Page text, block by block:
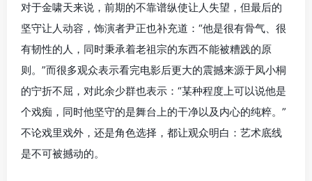
对于金啸天来说，前期的不靠谱纵使让人失望，但最后的
坚守让人动容，饰演者尹正也补充道：“他是很有骨气、很
有韧性的人，同时秉承着老祖宗的东西不能被糟践的原
则。”而很多观众表示看完电影后更大的震撼来源于凤小桐
的宁折不屈，对此余少群也表示：“某种程度上可以说他是
个戏痴，同时他坚守的是舞台上的干净以及内心的纯粹。”
不论戏里戏外，还是角色选择，都让观众明白：艺术底线
是不可被撼动的。